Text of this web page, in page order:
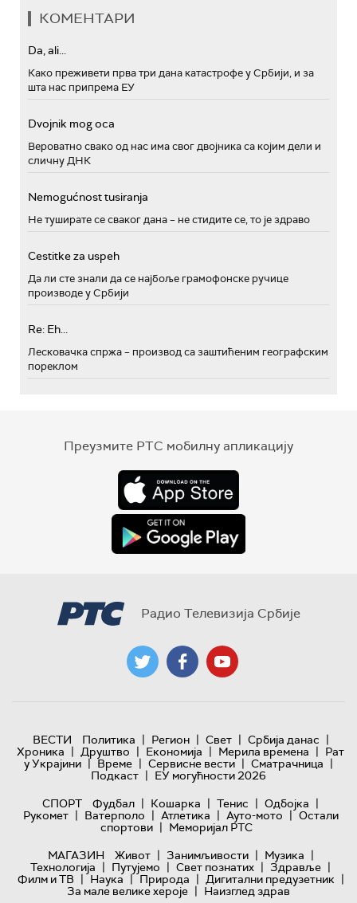
КОМЕНТАРИ
Da, ali...
Како преживети прва три дана катастрофе у Србији, и за
шта нас припрема ЕУ
Dvojnik mog oca
Вероватно свако од нас има свог двојника са којим дели и
сличну ДНК
Nemogućnost tusiranja
Не туширате се сваког дана – не стидите се, то је здраво
Cestitke za uspeh
Да ли сте знали да се најбоље грамофонске ручице
производе у Србији
Re: Eh...
Лесковачка спржа – производ са заштићеним географским
пореклом
Преузмите РТС мобилну апликацију
Радио Телевизија Србије
ВЕСТИ Политика | Регион | Свет | Србија данас |
Хроника | Друштво | Економија | Мерила времена | Рат
у Украјини | Време | Сервисне вести | Сматрачница |
Подкаст | ЕУ могућности 2026
СПОРТ
Фудбал | Кошарка | Тенис | Одбојка |
Рукомет | Ватерполо | Атлетика | Ауто-мото | Остали
спортови | Меморијал РТС
МАГАЗИН
Живот | Занимљивости | Музика |
Технологијa | Путујемо | Свет познатих | Здравље |
Филм и ТВ | Наука | Природа | Дигитални предузетник |
За мале велике хероје | Наизглед здрав